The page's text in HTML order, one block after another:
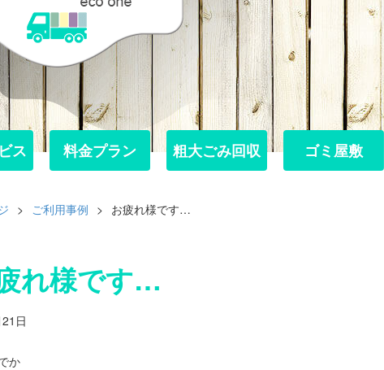
ス
ス 料金プラン
料金プラン 粗大ごみ回収
粗大ごみ回収 ゴミ屋敷
ゴミ屋敷
> ご利用事例 > お疲れ様です…
れ様です…
日
か